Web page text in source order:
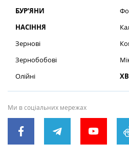
БУР’ЯНИ
НАСІННЯ
Зернові
Зернобобові
Олійні
Ми в соціальних мережах